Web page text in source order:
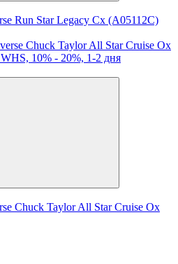
Run Star Legacy Cx (A05112C)
Chuck Taylor All Star Cruise Ox